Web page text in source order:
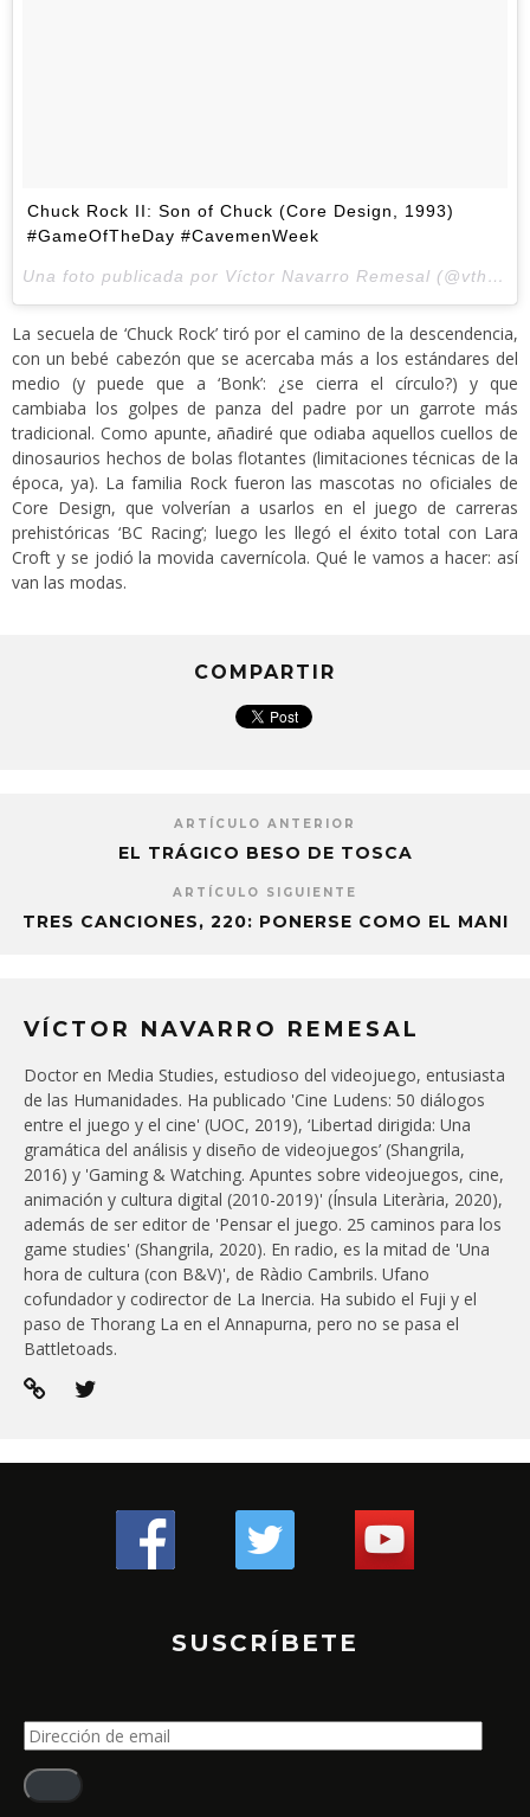
Chuck Rock II: Son of Chuck (Core Design, 1993)
#GameOfTheDay #CavemenWeek
Una foto publicada por Víctor Navarro Remesal (@vthewanderer) el
La secuela de ‘Chuck Rock’ tiró por el camino de la descendencia,
con un bebé cabezón que se acercaba más a los estándares del
medio (y puede que a ‘Bonk’: ¿se cierra el círculo?) y que
cambiaba los golpes de panza del padre por un garrote más
tradicional. Como apunte, añadiré que odiaba aquellos cuellos de
dinosaurios hechos de bolas flotantes (limitaciones técnicas de la
época, ya). La familia Rock fueron las mascotas no oficiales de
Core Design, que volverían a usarlos en el juego de carreras
prehistóricas ‘BC Racing’; luego les llegó el éxito total con Lara
Croft y se jodió la movida cavernícola. Qué le vamos a hacer: así
van las modas.
COMPARTIR
ARTÍCULO ANTERIOR
EL TRÁGICO BESO DE TOSCA
ARTÍCULO SIGUIENTE
TRES CANCIONES, 220: PONERSE COMO EL MANI
VÍCTOR NAVARRO REMESAL
Doctor en Media Studies, estudioso del videojuego, entusiasta
de las Humanidades. Ha publicado 'Cine Ludens: 50 diálogos
entre el juego y el cine' (UOC, 2019), ‘Libertad dirigida: Una
gramática del análisis y diseño de videojuegos’ (Shangrila,
2016) y 'Gaming & Watching. Apuntes sobre videojuegos, cine,
animación y cultura digital (2010-2019)' (Ínsula Literària, 2020),
además de ser editor de 'Pensar el juego. 25 caminos para los
game studies' (Shangrila, 2020). En radio, es la mitad de 'Una
hora de cultura (con B&V)', de Ràdio Cambrils. Ufano
cofundador y codirector de La Inercia. Ha subido el Fuji y el
paso de Thorang La en el Annapurna, pero no se pasa el
Battletoads.
SUSCRÍBETE
Dirección
de
email